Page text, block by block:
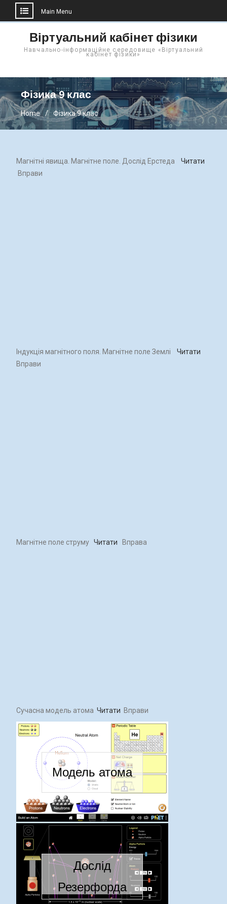
Main Menu
Віртуальний кабінет фізики
Навчально-інформаційне середовище «Віртуальний
кабінет фізики»
Фізика 9 клас
Home Фізика 9 клас
Магнітні явища. Магнітне поле. Дослід Ерстеда Читати
Вправи
Індукція магнітного поля. Магнітне поле Землі Читати
Вправи
Магнітне поле струму Читати Вправа
Сучасна модель атома Читати Вправи
Модель атома
Дослід
Резерфорда